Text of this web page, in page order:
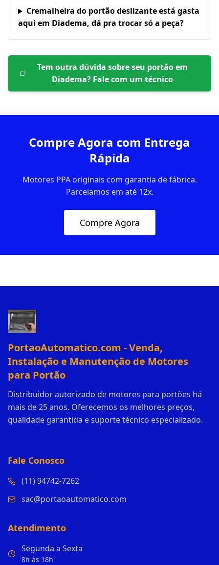
Cremalheira do portão deslizante está gasta
aqui em Diadema, dá pra trocar só a peça?
Tem outra dúvida sobre seu portão em
Diadema? Fale com um técnico
Compre Agora com Entrega
Rápida
Motores PPA originais com garantia de fábrica.
Parcelamos em até 12x.
Compre Agora
PortaoAutomatico.com - Venda,
Instalação e Manutenção de Motores
para Portão
Distribuidor autorizado de motores para portões há
mais de 25 anos. Oferecemos os melhores preços,
qualidade garantida e suporte técnico especializado.
Fale Conosco
(11) 94742-7262
sac@portaoautomatico.com
Atendimento
Segunda a Sexta
8h às 18h